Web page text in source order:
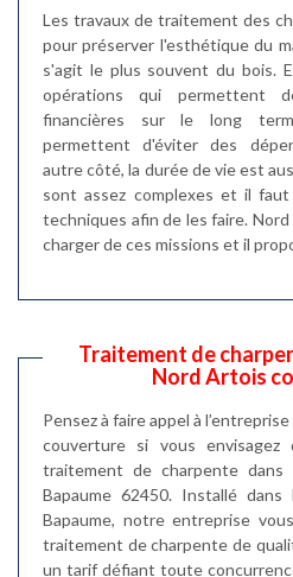
Les travaux de traitement des
pour préserver l'esthétique du
s'agit le plus souvent du bois.
opérations qui permettent
financières sur le long
permettent d'éviter des
autre côté, la durée de vie est
sont assez complexes et il
techniques afin de les faire.
charger de ces missions et il
Traitement de
Nord Artois
Pensez à faire appel à
couverture si vous
traitement de charpente dans
Bapaume 62450. Installé
Bapaume, notre entreprise
traitement de charpente de
un tarif défiant toute